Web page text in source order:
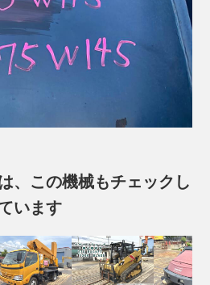
、この機械もチェックし
います